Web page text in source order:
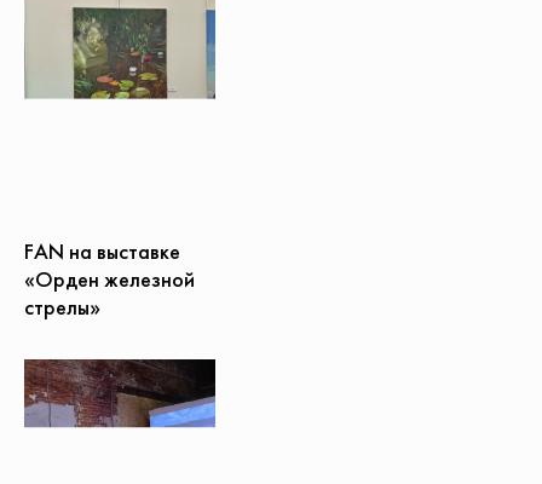
FAN на выставке
«Орден железной
стрелы»